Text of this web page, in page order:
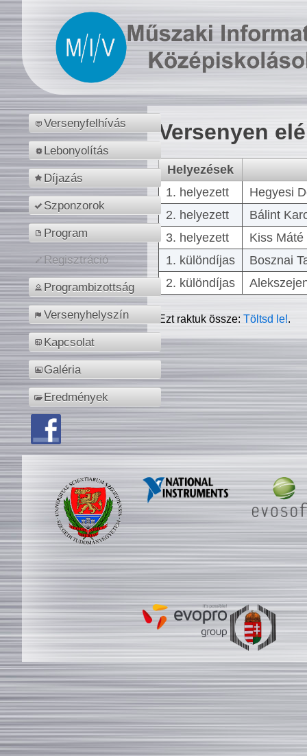
Versenyfelhívás
Lebonyolítás
Díjazás
Szponzorok
Program
Regisztráció
Programbizottság
Versenyhelyszín
Kapcsolat
Galéria
Eredmények
Versenyen
Helyezések
1. helyezett
Hegyesi
2. helyezett
Bálint
3. helyezett
Kiss
1. különdíjas
Bosznai
2. különdíjas
Ezt raktuk össze:Töltsd le!.